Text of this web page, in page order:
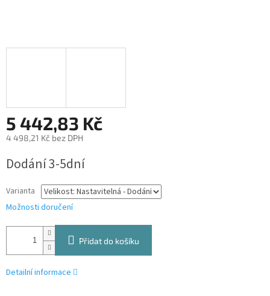
5 442,83 Kč
4 498,21 Kč bez DPH
cena:
Dodání 3-5dní
Varianta
Možnosti doručení
Přidat do košíku
Detailní informace